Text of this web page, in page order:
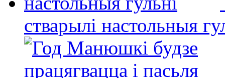
стварылі настольныя